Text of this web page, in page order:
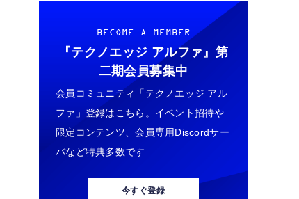
BECOME A MEMBER
『テクノエッジ アルファ』 第
二期会員募集中
会員コミュニティ「テクノエッジ アル
ファ」登録はこちら。イベント招待や
限定コンテンツ、会員専用Discordサー
バなど特典多数です
今すぐ登録